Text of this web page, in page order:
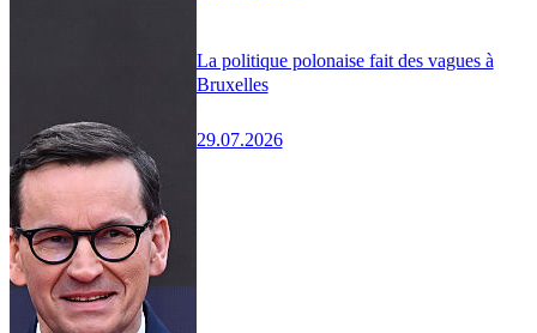
La politique polonaise fait des vagues à
Bruxelles
29.07.2026